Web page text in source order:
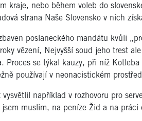
kraje, nebo během voleb do
strana Naše Slovensko v nich
poslaneckého mandátu kvůli
vězení, Nejvyšší soud jeho trest
Proces se týkal kauzy, při níž
používají v neonacistickém
například v rozhovoru pro
jsem muslim, na peníze Žid a na práci